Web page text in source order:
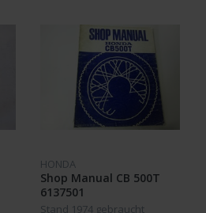
HONDA
Shop Manual CB 500T
6137501
Stand 1974 gebraucht